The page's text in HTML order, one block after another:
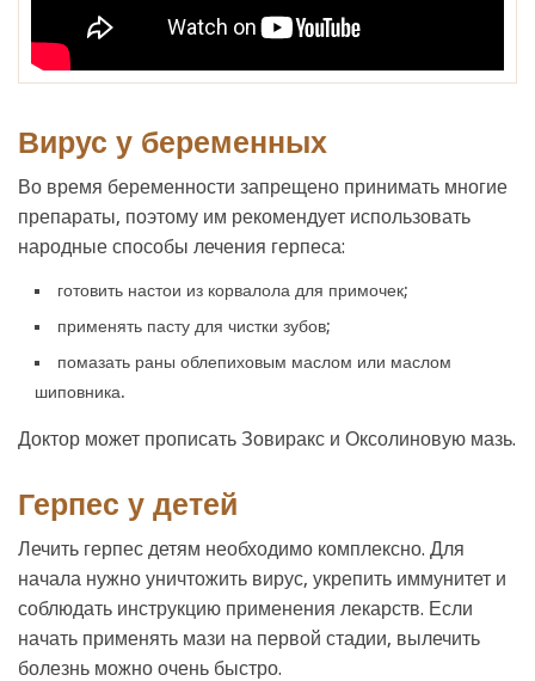
Вирус у беременных
Во время беременности запрещено принимать многие
препараты, поэтому им рекомендует использовать
народные способы лечения герпеса:
готовить настои из корвалола для примочек;
применять пасту для чистки зубов;
помазать раны облепиховым маслом или маслом
шиповника.
Доктор может прописать Зовиракс и Оксолиновую мазь.
Герпес у детей
Лечить герпес детям необходимо комплексно. Для
начала нужно уничтожить вирус, укрепить иммунитет и
соблюдать инструкцию применения лекарств. Если
начать применять мази на первой стадии, вылечить
болезнь можно очень быстро.